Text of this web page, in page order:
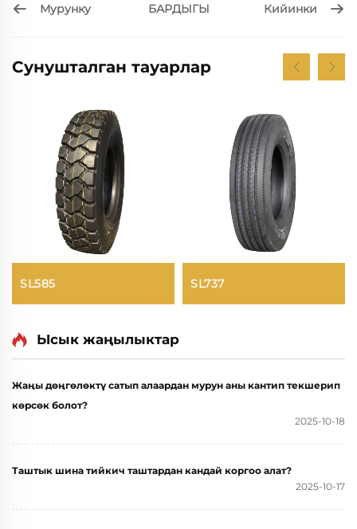
Мурунку БАРДЫГЫ Кийинки
Сунушталган тауарлар
SL585 SL737
Ысык жаңылыктар
Жаңы дөңгөлөктү сатып алаардан мурун аны кантип текшерип
көрсөк болот?
2025-10-18
Таштык шина тийкич таштардан кандай коргоо алат?
2025-10-17